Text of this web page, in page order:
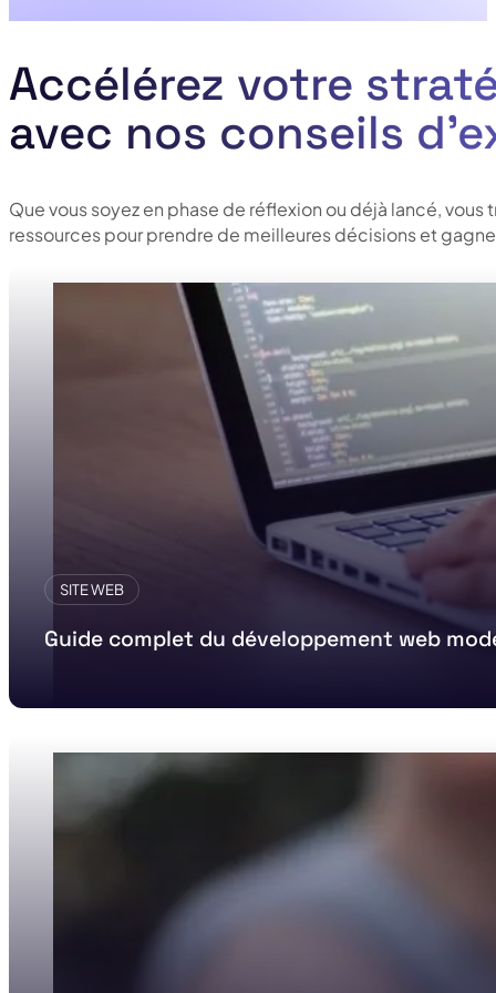
Accélérez votre
avec nos conseils
Que vous soyez en phase de réflexion ou déjà lancé, vous
ressources pour prendre de meilleures décisions et
SITE WEB
Guide complet du développement web